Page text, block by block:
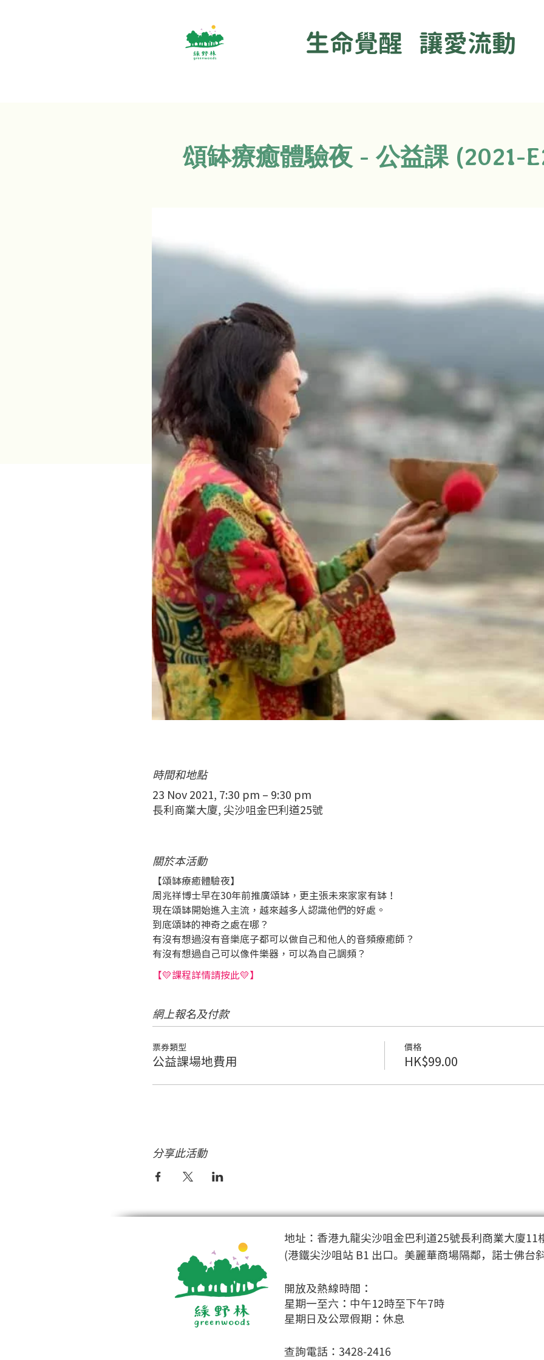
生命覺醒 讓愛流動
頌缽療癒體驗夜 - 公益課 (2021-
時間和地點
23 Nov 2021, 7:30 pm – 9:30 pm
長利商業大廈, 尖沙咀金巴利道25號
關於本活動
【頌缽療癒體驗夜】
周兆祥博士早在30年前推廣頌缽，更主張未來家家有缽！
現在頌缽開始進入主流，越來越多人認識他們的好處。
到底頌缽的神奇之處在哪？
有沒有想過沒有音樂底子都可以做自己和他人的音頻療癒師？
有沒有想過自己可以像件樂器，可以為自己調頻？
【💛課程詳情請按此💛】
網上報名及付款
票券類型
公益課場地費用
價格
HK$99.00
分享此活動
地址：香港九龍尖沙咀金巴利道25號長利商業大廈11
(港鐵尖沙咀站 B1 出口。美麗華商場隔鄰，諾士佛台
開放及熱線時間：
星期一至六：中午12時至下午7時
星期日及公眾假期：休息
查詢電話：3428-2416